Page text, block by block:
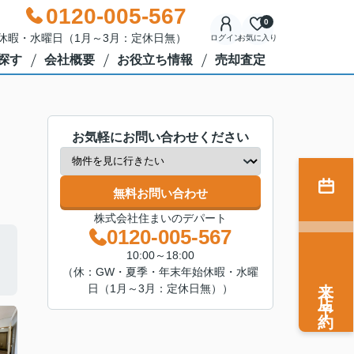
0120-005-567
・水曜日（1月～3月：定休日無） ログインお気に入り
0
す 会社概要 お役立ち情報 売却査定
お気軽にお問い合わせください
無料お問い合わせ
株式会社住まいのデパート
0120-005-567
10:00～18:00
（休：GW・夏季・年末年始休暇・水曜
日（1月～3月：定休日無））
来店予約